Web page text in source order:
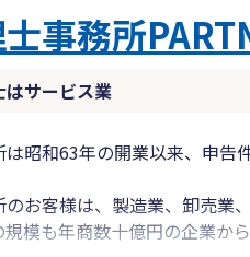
事務所
はサービス業
は昭和63年の開業以来、申告
のお客様は、製造業、卸売業
規模も年商数十億円の企業か